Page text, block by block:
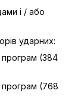
і / або
ударних:
програм (384
програм (768